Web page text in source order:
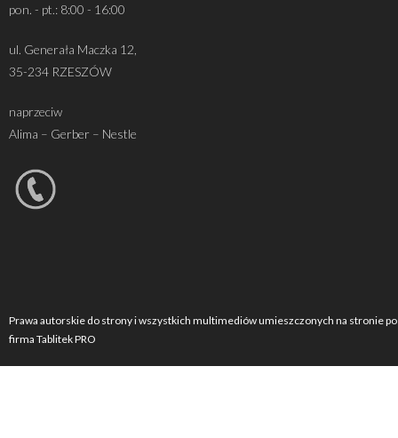
pon. - pt.: 8:00 - 16:00
ul. Generała Maczka 12,
35-234 RZESZÓW
naprzeciw
Alima – Gerber – Nestle
Prawa autorskie do strony i wszystkich multimediów umieszczonych na stronie
firma Tablitek PRO